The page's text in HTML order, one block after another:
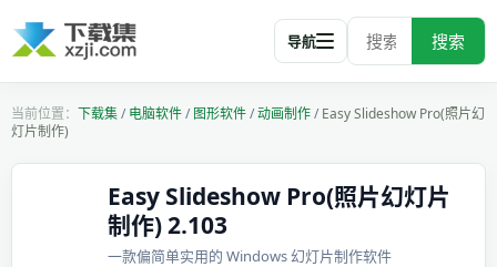
搜索
导航
下载集/电脑软件/图形软件/动画制作/Easy Slideshow Pro(照片幻
灯片制作)
Easy Slideshow Pro(照片幻灯片
制作) 2.103
一款偏简单实用的 Windows 幻灯片制作软件